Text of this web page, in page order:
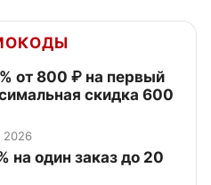
от 800 ₽ на первый
скидка 600
2026
на один заказ до 20